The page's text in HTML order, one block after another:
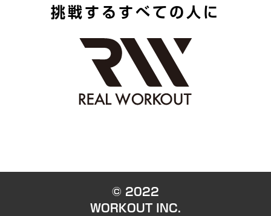
挑戦するすべての人に
©︎ 2022
WORKOUT INC.